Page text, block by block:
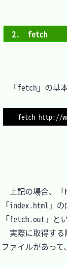
2.　fetch
「fetch」の基本
fetch http://
上記の場合、「
「index.html」
「fetch.out」と
実際に取得する
ファイルがあって